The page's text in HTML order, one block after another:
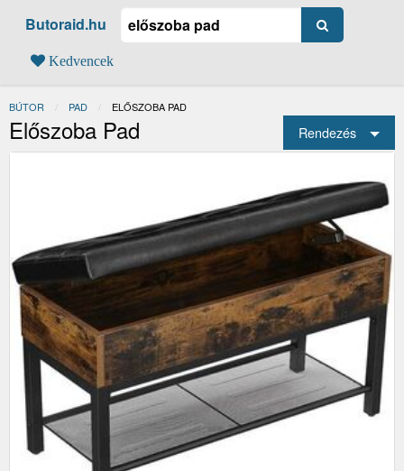
Butoraid.hu
Kedvencek
BÚTOR PAD JELENLEGI:
ELŐSZOBA PAD
Előszoba Pad Rendezés